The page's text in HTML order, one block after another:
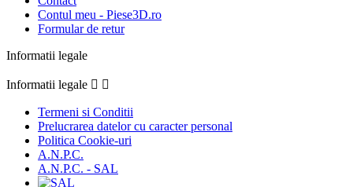
Contul meu - Piese3D.ro
Formular de retur
Informatii legale
Informatii legale  
Termeni si Conditii
Prelucrarea datelor cu caracter personal
Politica Cookie-uri
A.N.P.C.
A.N.P.C. - SAL